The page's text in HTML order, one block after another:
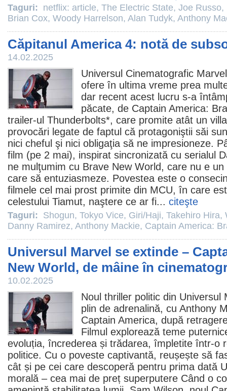
Taguri: netflix: article, The Electric State, Joe Russo,
Brian Cox, Woody Harrelson, Alan Tudyk, Anthony
Căpitanul America 4: notă de
14.02.2025
Universul Cinematografic
ofere în ultima vreme prea
dar recent acest lucru s-a
păcate, de Captain America:
trailer-ul Thunderbolts*, care promite atât un
provocări legate de faptul că protagoniştii săi
nici cheful şi nici obligaţia să ne impresioneze.
film (pe 2 mai), inspirat sincronizată cu serialul
ne mulţumim cu Brave New World, care nu e un
care să entuziasmeze. Povestea este o
filmele cel mai prost primite din MCU, în care
celestului Tiamut, naştere ce ar fi... citeşte
Taguri: Shogun, Tokyo Vice, Giri/Haji, Takehiro Hira,
Danny Ramirez, Anthony Mackie, Captain America:
Universul Marvel se extinde –
New World, de mâine în
10.02.2025
Noul thriller politic din Universul
plin de adrenalină, cu Anthony
Captain America, după
Filmul explorează teme
evoluția, încrederea și trădarea, împletite într-o
politice. Cu o poveste captivantă, reușește să
cât și pe cei care descoperă pentru prima dată
morală – cea mai de preț superputere Când o